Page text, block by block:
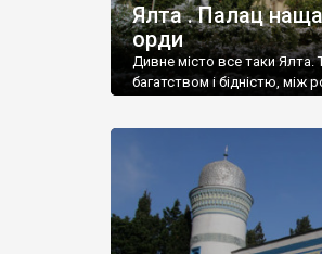
Ялта . Палац
орди
Дивне місто все таки Ялта.
багатством і бідністю, між